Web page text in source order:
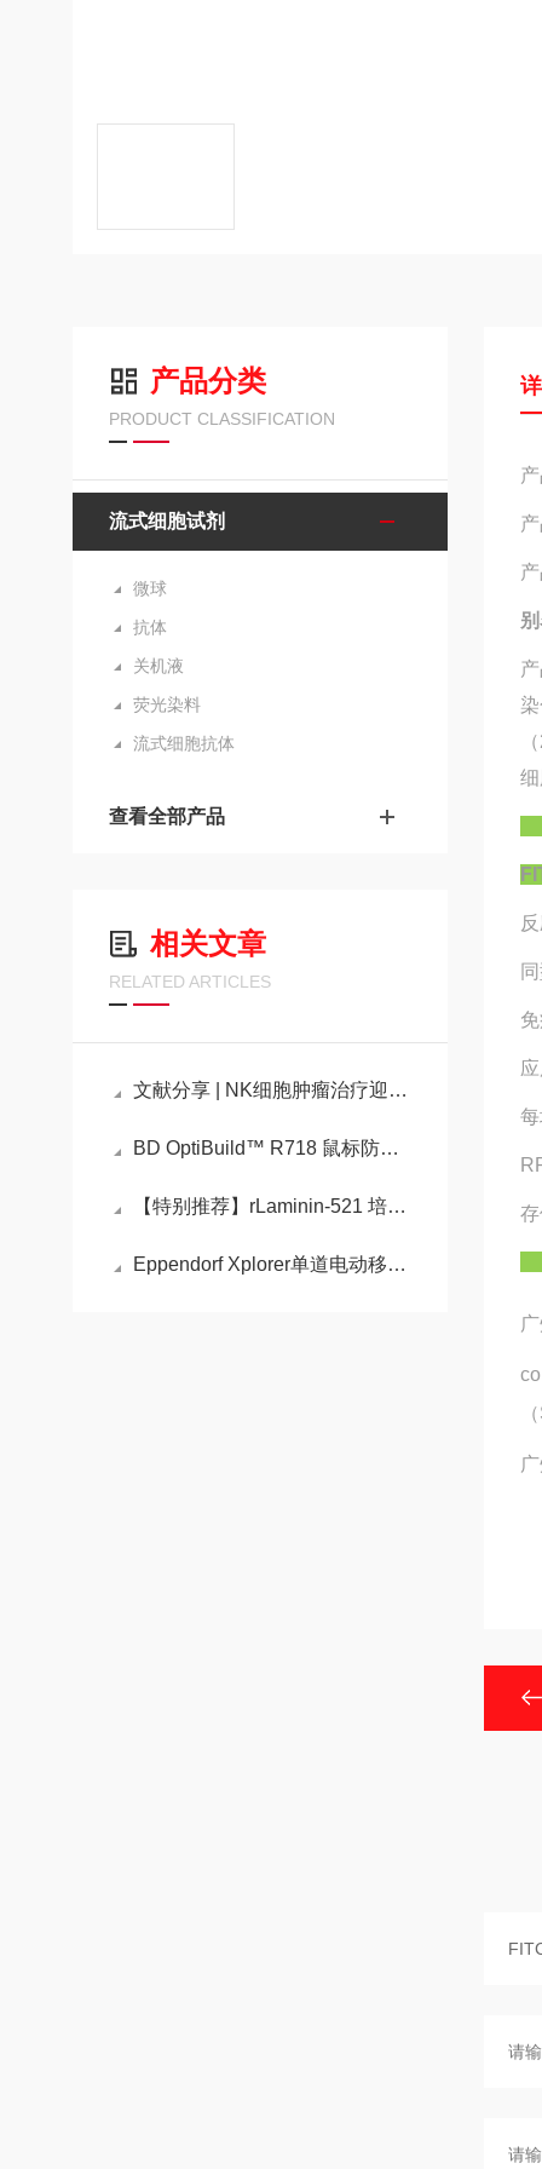
产品分类
PRODUCT CLASSIFICATION
流式细胞试剂
微球
抗体
关机液
荧光染料
流式细胞抗体
查看全部产品
相关文章
RELATED ARTICLES
文献分享 | NK细胞肿瘤治疗迎来新突破
BD OptiBuild™ R718 鼠标防鼠 CD45.1的性能
【特别推荐】rLaminin-521 培养，帮助实现人多能干细胞扩大培养
Eppendorf Xplorer单道电动移液器的特点